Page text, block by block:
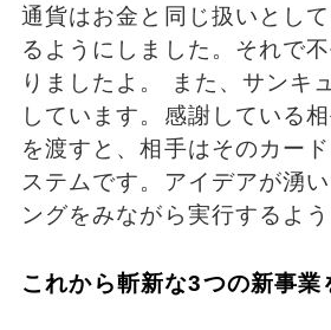
通貨はお金と同じ扱いとし
るようにしました。それで
りましたよ。 また、サンキ
しています。感謝している
を渡すと、相手はそのカー
ステムです。アイデアが湧
ングをみながら実行するよう
これから斬新な3つの新事業